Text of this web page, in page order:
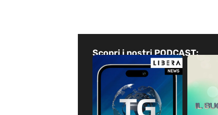
Scopri i nostri PODCAST: